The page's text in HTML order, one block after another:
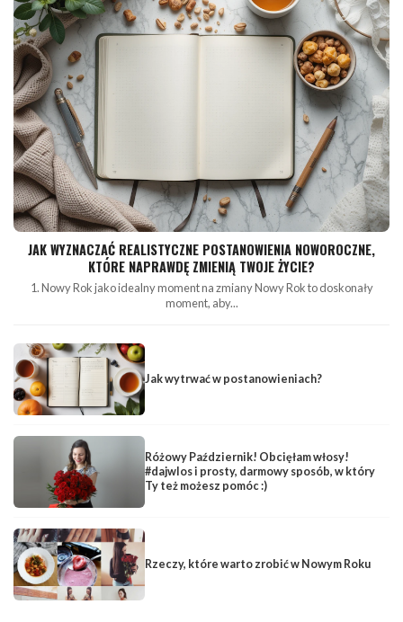
JAK WYZNACZAĆ REALISTYCZNE POSTANOWIENIA NOWOROCZNE,
KTÓRE NAPRAWDĘ ZMIENIĄ TWOJE ŻYCIE?
1. Nowy Rok jako idealny moment na zmiany Nowy Rok to doskonały
moment, aby...
Jak wytrwać w postanowieniach?
Różowy Październik! Obcięłam włosy!
#dajwlos i prosty, darmowy sposób, w który
Ty też możesz pomóc :)
Rzeczy, które warto zrobić w Nowym Roku